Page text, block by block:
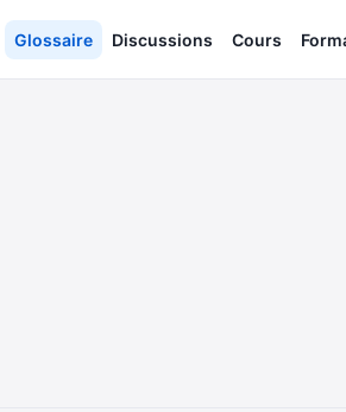
Glossaire Discussions Cours